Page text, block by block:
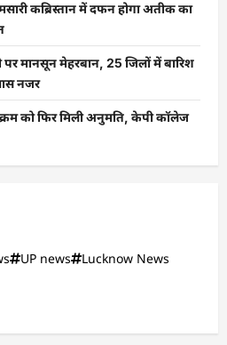
कब्रिस्तान में दफन होगा अतीक का
मानसून मेहरबान, 25 जिलों में बारिश
नजर
को फिर मिली अनुमति, केपी कॉलेज
UP news
Lucknow News